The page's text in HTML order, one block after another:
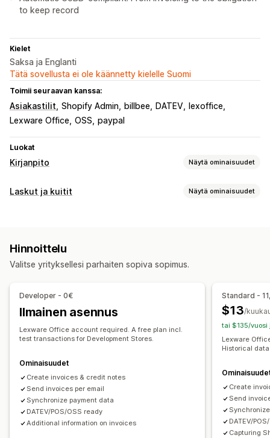
to keep record
Kielet
Saksa ja Englanti
Tätä sovellusta ei ole käännetty kielelle Suomi
Toimii seuraavan kanssa:
Asiakastilit Shopify Admin billbee DATEV
lexoffice
Lexware Office OSS paypal
Luokat
Kirjanpito Näytä ominaisuudet
Talousraportit
Taloustoiminnot
Laskutus
Myyntisaamiset
Verovähennykset
Useat kaupat Monta valuuttaa
Automaattinen tietojen synkronointi
Päivittäisen myynnin yhteenveto
Tilauksen tiedot
Maksut
Myyntiveron kartoitus
Virheiden ratkaisu
Historiallisen tiedon tuonti
Laskut ja kuitit Näytä ominaisuudet
Tilausluonnokset
Hyvitykset
Logot
Monta valuuttaa Monikielisyys
Tiedostojen hallinnointi
Tiedoston nimeäminen
Sähköpostien automaatio
PDF-generointi Tulostus ja vienti
Tietoturva
Peräkkäinen numerointi
Hinnoittelu
Valitse yrityksellesi parhaiten sopiva sopimus.
Developer - 0€
Ilmainen asennus
Lexware Office account required. A free plan incl.
test transactions for Development Stores.
Ominaisuudet
Create invoices & credit notes
Send invoices per email
Synchronize payment data
DATEV/POS/OSS ready
Additional information on invoices
Standard -
$13/
tai $135/vuosi
Lexware
Historical
Create
Send
DATEV/
Capturing